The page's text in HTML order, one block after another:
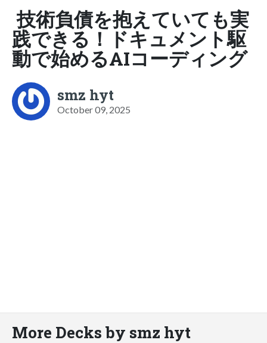
技術負債を抱えていても実
践できる！ドキュメント駆
動で始めるAIコーディング
smz hyt
October 09, 2025
More Decks by smz hyt